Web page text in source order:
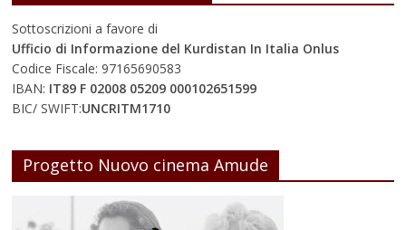
Sottoscrizioni a favore di
Ufficio di Informazione del Kurdistan In Italia Onlus
Codice Fiscale: 97165690583
IBAN: IT89 F 02008 05209 000102651599
BIC/ SWIFT:UNCRITM1710
Progetto Nuovo cinema Amude